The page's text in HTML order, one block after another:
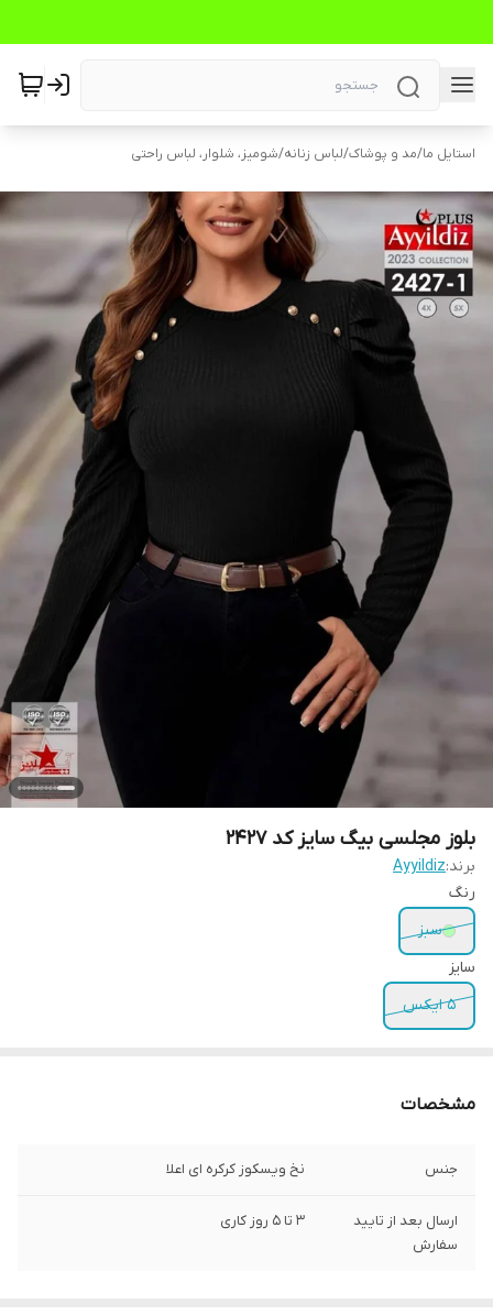
استایل ما/مد و پوشاک/لباس زنانه/شومیز، شلوار، لباس راحتی
بلوز مجلسی بیگ سایز کد 2427
برند:Ayyildiz
رنگ
سبز
سایز
5 ایکس
مشخصات
جنس نخ ویسکوز کرکره ای اعلا
ارسال بعد از تایید
سفارش
3 تا 5 روز کاری